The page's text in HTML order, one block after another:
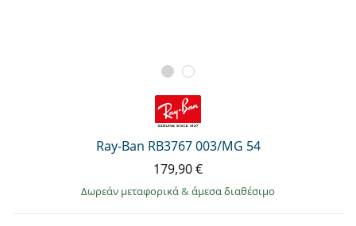
Ray-Ban RB3767 003/MG 54
179,90 €
Δωρεάν μεταφορικά& άμεσα διαθέσιμο